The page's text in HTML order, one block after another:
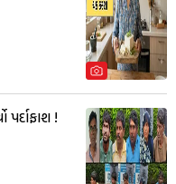
પર્દાફાશ !